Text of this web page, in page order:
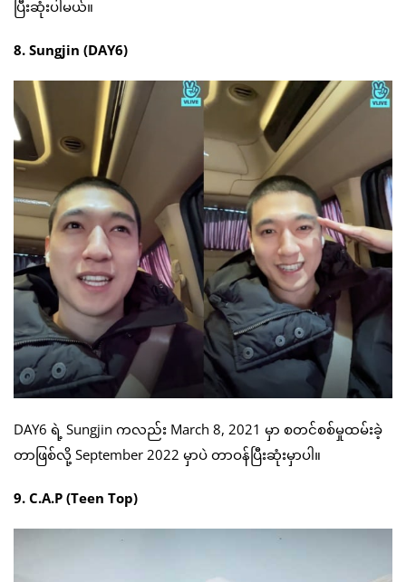
ပြီးဆုံးပါမယ်။
8. Sungjin (DAY6)
DAY6 ရဲ့ Sungjin ကလည်း March 8, 2021 မှာ စတင်စစ်မှုထမ်းခဲ့
တာဖြစ်လို့ September 2022 မှာပဲ တာဝန်ပြီးဆုံးမှာပါ။
9. C.A.P (Teen Top)